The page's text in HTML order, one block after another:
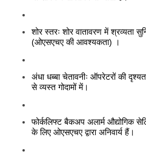
शोर स्तरः शोर वातावरण में श्रव्यता
(ओएसएचए की आवश्यकता) ।
अंधा धब्बा चेतावनीः ऑपरेटरों की
से व्यस्त गोदामों में।
फोर्कलिफ्ट बैकअप अलार्म औद्योगिक
के लिए ओएसएचए द्वारा अनिवार्य हैं।